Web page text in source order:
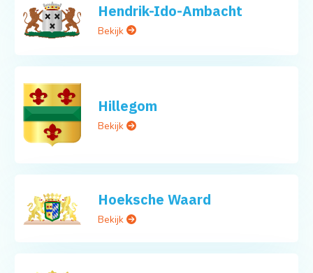
Hendrik-Ido-Ambacht
Bekijk
Hillegom
Bekijk
Hoeksche Waard
Bekijk